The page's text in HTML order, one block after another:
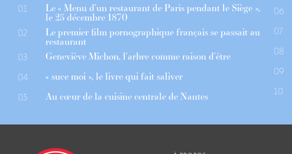
01 Le « Menu d’un restaurant de Paris pendant le Siège »,
le 25 décembre 1870
02 Le premier film pornographique français se passait au
restaurant
03 Geneviève Michon, l’arbre comme raison d’être
04 « suce moi », le livre qui fait saliver
05 Au cœur de la cuisine centrale de Nantes
06
07
08
09
10